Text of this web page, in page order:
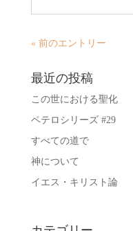
« 前のエントリー
最近の投稿
この世における聖化
ペテロシリーズ #29
すべての道で
神について
イエス・キリスト論